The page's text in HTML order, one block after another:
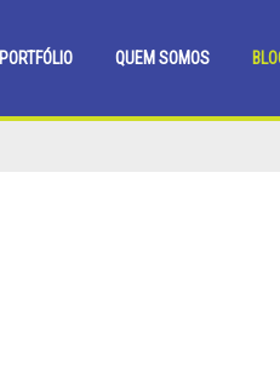
PORTFÓLIO QUEM SOMOS